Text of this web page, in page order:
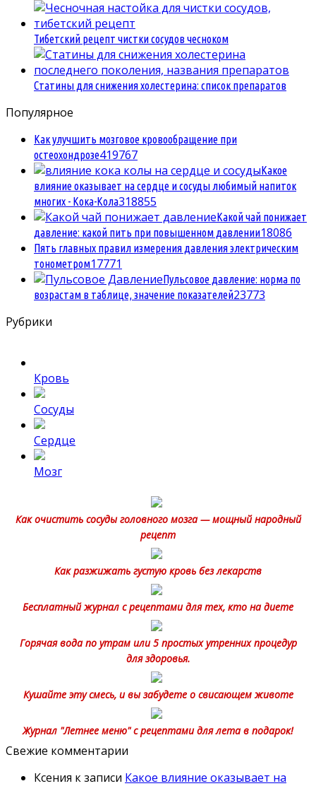
Тибетский рецепт чистки сосудов чесноком
Статины для снижения холестерина: список препаратов
Популярное
Как улучшить мозговое кровообращение при
остеохондрозе419767
Какое
влияние оказывает на сердце и сосуды любимый напиток
многих - Кока-Кола318855
Какой чай понижает
давление: какой пить при повышенном давлении18086
Пять главных правил измерения давления электрическим
тонометром17771
Пульсовое давление: норма по
возрастам в таблице, значение показателей23773
Рубрики
Кровь
Сосуды
Сердце
Мозг
Как очистить сосуды головного мозга — мощный народный
рецепт
Как разжижать густую кровь без лекарств
Бесплатный журнал с рецептами для тех, кто на диете
Горячая вода по утрам или 5 простых утренних процедур
для здоровья.
Кушайте эту смесь, и вы забудете о свисающем животе
Журнал "Летнее меню" с рецептами для лета в подарок!
Свежие комментарии
Ксения к записи Какое влияние оказывает на